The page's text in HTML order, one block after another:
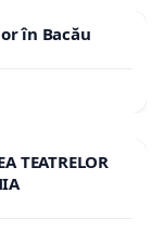
în Bacău
TEATRELOR